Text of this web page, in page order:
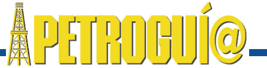
contenido